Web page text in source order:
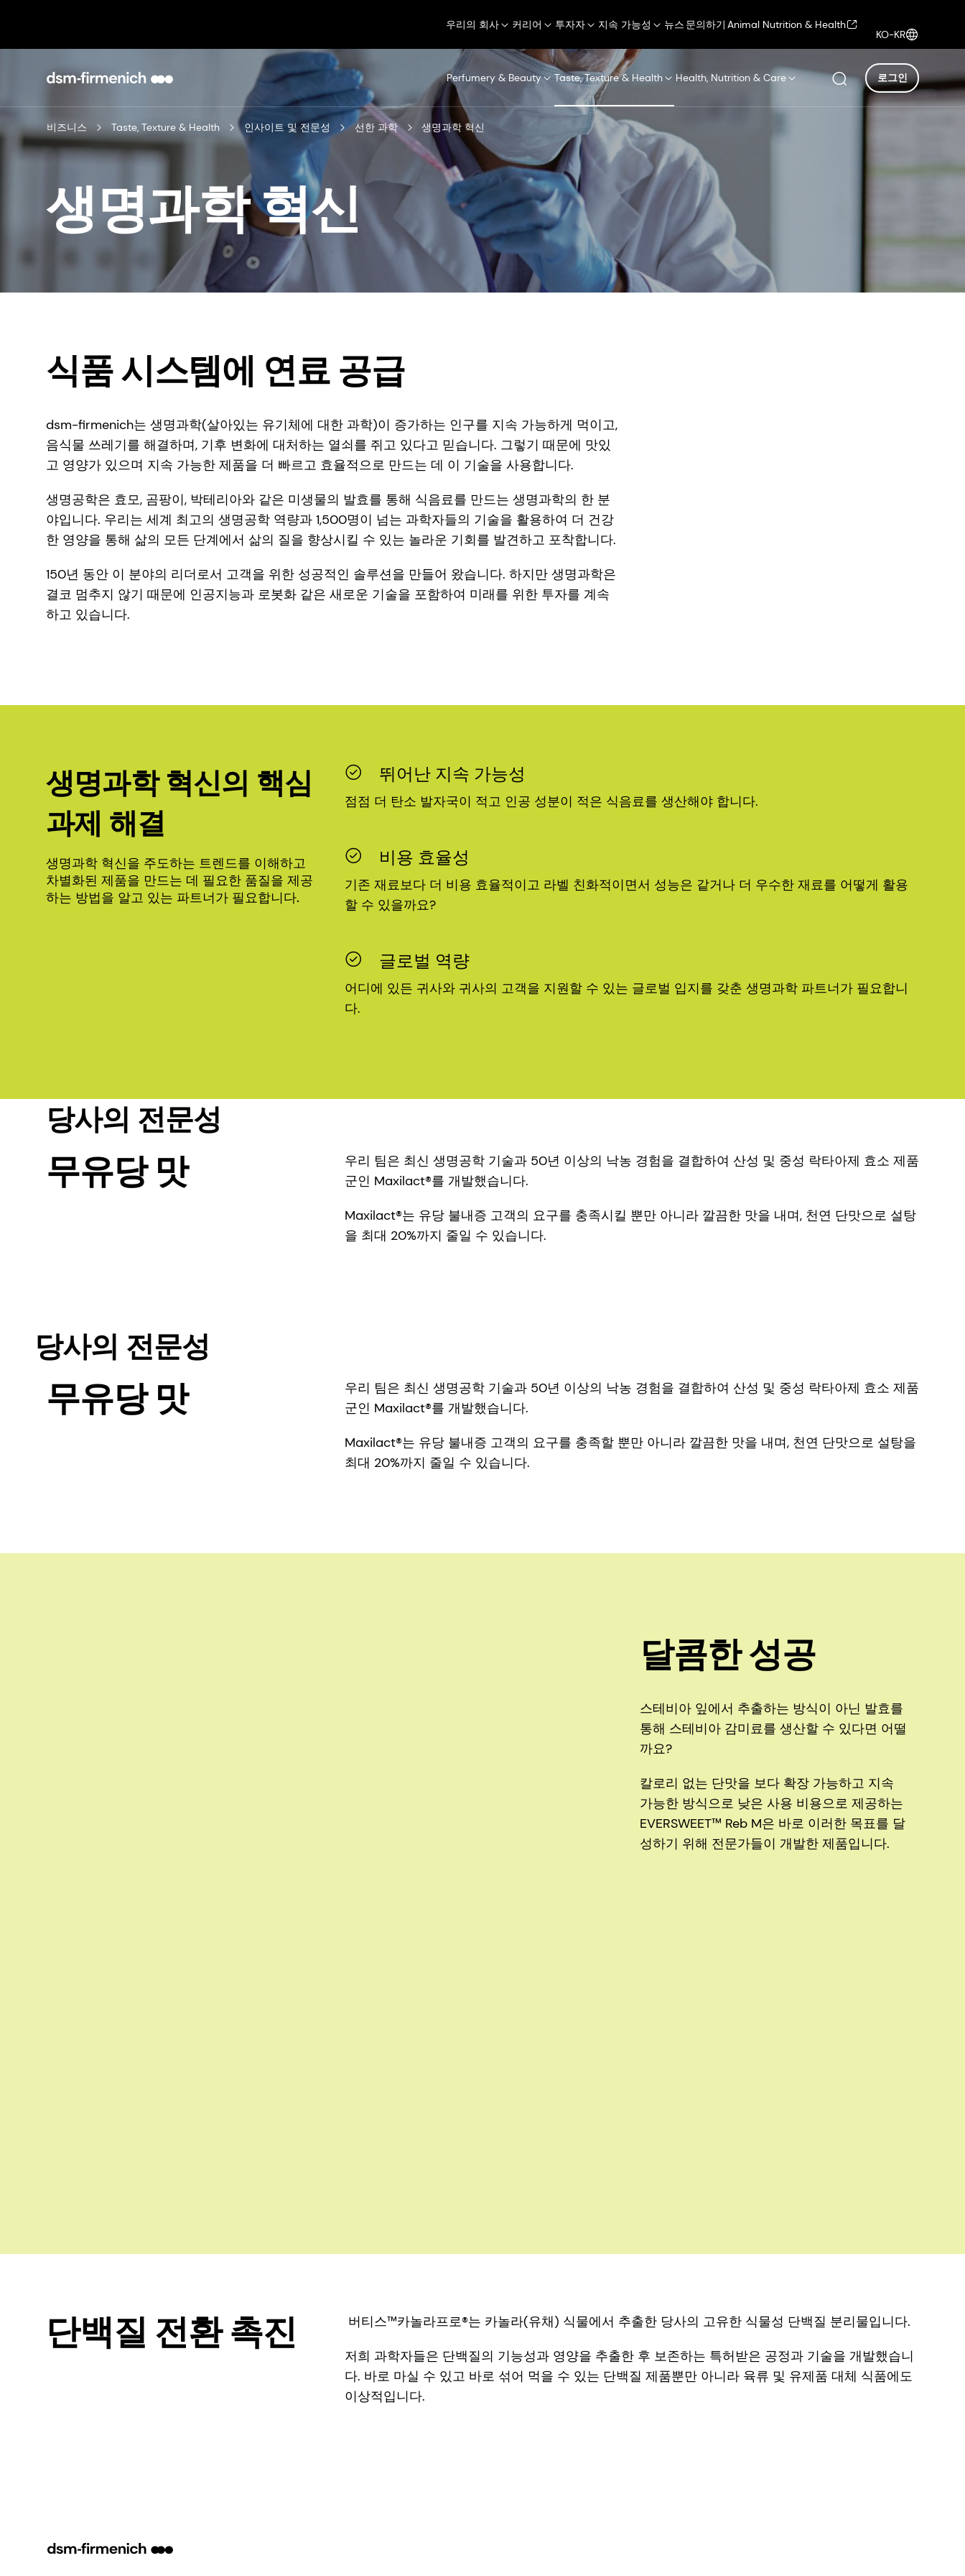
우리의 회사 커리어 투자자 지속 가능성 뉴스 문의하기 Animal Nutrition & Health
KO-KR
Perfumery & Beauty Taste, Texture & Health Health, Nutrition & Care 로그인
비즈니스 Taste, Texture & Health 인사이트 및 전문성 선한 과학 생명과학 혁신
생명과학 혁신
식품 시스템에 연료 공급
dsm-firmenich는 생명과학(살아있는 유기체에 대한 과학)이 증가하는 인구를 지속 가능하게 먹이고,
음식물 쓰레기를 해결하며, 기후 변화에 대처하는 열쇠를 쥐고 있다고 믿습니다. 그렇기 때문에 맛있
고 영양가 있으며 지속 가능한 제품을 더 빠르고 효율적으로 만드는 데 이 기술을 사용합니다.
생명공학은 효모, 곰팡이, 박테리아와 같은 미생물의 발효를 통해 식음료를 만드는 생명과학의 한 분
야입니다. 우리는 세계 최고의 생명공학 역량과 1,500명이 넘는 과학자들의 기술을 활용하여 더 건강
한 영양을 통해 삶의 모든 단계에서 삶의 질을 향상시킬 수 있는 놀라운 기회를 발견하고 포착합니다.
150년 동안 이 분야의 리더로서 고객을 위한 성공적인 솔루션을 만들어 왔습니다. 하지만 생명과학은
결코 멈추지 않기 때문에 인공지능과 로봇화 같은 새로운 기술을 포함하여 미래를 위한 투자를 계속
하고 있습니다.
생명과학 혁신의 핵심
과제 해결
생명과학 혁신을 주도하는 트렌드를 이해하고
차별화된 제품을 만드는 데 필요한 품질을 제공
하는 방법을 알고 있는 파트너가 필요합니다.
뛰어난 지속 가능성
점점 더 탄소 발자국이 적고 인공 성분이 적은 식음료를 생산해야 합니다.
비용 효율성
기존 재료보다 더 비용 효율적이고 라벨 친화적이면서 성능은 같거나 더 우수한 재료를 어떻게 활용
할 수 있을까요?
글로벌 역량
어디에 있든 귀사와 귀사의 고객을 지원할 수 있는 글로벌 입지를 갖춘 생명과학 파트너가 필요합니
다.
당사의 전문성
무유당 맛
우리 팀은 최신 생명공학 기술과 50년 이상의 낙농 경험을 결합하여 산성 및 중성 락타아제 효소 제품
군인 Maxilact®를 개발했습니다.
Maxilact®는 유당 불내증 고객의 요구를 충족시킬 뿐만 아니라 깔끔한 맛을 내며, 천연 단맛으로 설탕
을 최대 20%까지 줄일 수 있습니다.
당사의 전문성
무유당 맛
우리 팀은 최신 생명공학 기술과 50년 이상의 낙농 경험을 결합하여 산성 및 중성 락타아제 효소 제품
군인 Maxilact®를 개발했습니다.
Maxilact®는 유당 불내증 고객의 요구를 충족할 뿐만 아니라 깔끔한 맛을 내며, 천연 단맛으로 설탕을
최대 20%까지 줄일 수 있습니다.
달콤한 성공
스테비아 잎에서 추출하는 방식이 아닌 발효를
통해 스테비아 감미료를 생산할 수 있다면 어떨
까요?
칼로리 없는 단맛을 보다 확장 가능하고 지속
가능한 방식으로 낮은 사용 비용으로 제공하는
EVERSWEET™ Reb M은 바로 이러한 목표를 달
성하기 위해 전문가들이 개발한 제품입니다.
단백질 전환 촉진
버티스™카놀라프로®는 카놀라(유채) 식물에서 추출한 당사의 고유한 식물성 단백질 분리물입니다.
저희 과학자들은 단백질의 기능성과 영양을 추출한 후 보존하는 특허받은 공정과 기술을 개발했습니
다. 바로 마실 수 있고 바로 섞어 먹을 수 있는 단백질 제품뿐만 아니라 육류 및 유제품 대체 식품에도
이상적입니다.